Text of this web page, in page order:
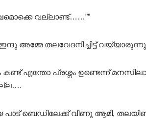
വല്ലാണ്ട്……””
ഇന്ദു അമ്മേ തലവേദനിച്ചിട്ട്
എന്തോ പ്രശ്നം ഉണ്ടെന്ന്
പാട് ബെഡിലേക്ക് വീണു ആമി,